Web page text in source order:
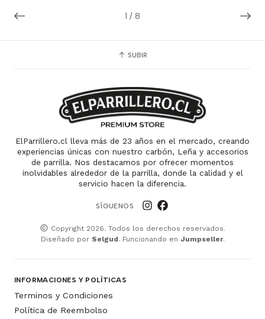
1 / 8
SUBIR
ElParrillero.cl lleva más de 23 años en el mercado, creando
experiencias únicas con nuestro carbón, Leña y accesorios
de parrilla. Nos destacamos por ofrecer momentos
inolvidables alrededor de la parrilla, donde la calidad y el
servicio hacen la diferencia.
SÍGUENOS
Copyright 2026. Todos los derechos reservados.
Diseñado por Selgud. Funcionando en Jumpseller.
INFORMACIONES Y POLÍTICAS
Terminos y Condiciones
Política de Reembolso